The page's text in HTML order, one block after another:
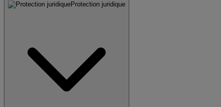
Protection juridique